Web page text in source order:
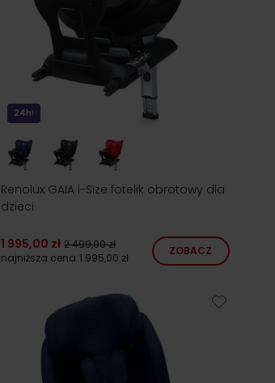
24h!
Renolux GAIA i-Size fotelik obrotowy dla
dzieci
1 995,00 zł 2 499,00 zł
najniższa cena 1 995,00 zł
ZOBACZ